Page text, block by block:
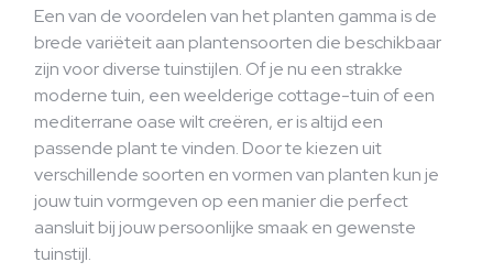
Een van de voordelen van het planten gamma is de
brede variëteit aan plantensoorten die beschikbaar
zijn voor diverse tuinstijlen. Of je nu een strakke
moderne tuin, een weelderige cottage-tuin of een
mediterrane oase wilt creëren, er is altijd een
passende plant te vinden. Door te kiezen uit
verschillende soorten en vormen van planten kun je
jouw tuin vormgeven op een manier die perfect
aansluit bij jouw persoonlijke smaak en gewenste
tuinstijl.